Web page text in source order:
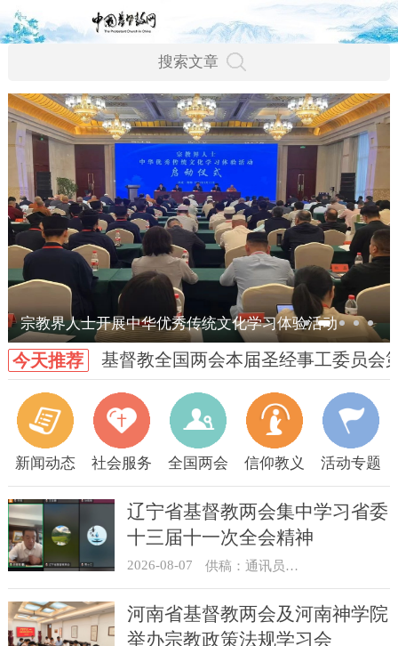
宗教界人士开展中华优秀传统文化学习体验活动
今天推荐 基督教全国两会本届圣经事工委员会
新闻动态 社会服务 全国两会 信仰教义 活动专题
辽宁省基督教两会集中学习省委
十三届十一次全会精神
2026-08-07 供稿：通讯员 顾利民
河南省基督教两会及河南神学院
举办宗教政策法规学习会